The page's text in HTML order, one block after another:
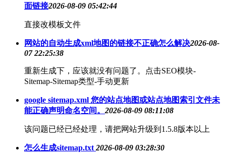
面链接2026-08-09 05:42:44
直接改模板文件
网站的自动生成xml地图的链接不正确怎么解决2026-08-
07 22:25:38
重新生成下，应该就没有问题了。点击SEO模块-
Sitemap-Sitemap类型-手动更新
google sitemap.xml 您的站点地图或站点地图索引文件未
能正确声明命名空间。 2026-08-09 08:11:08
该问题已经已经处理，请把网站升级到1.5.8版本以上
怎么生成sitemap.txt 2026-08-09 03:28:30